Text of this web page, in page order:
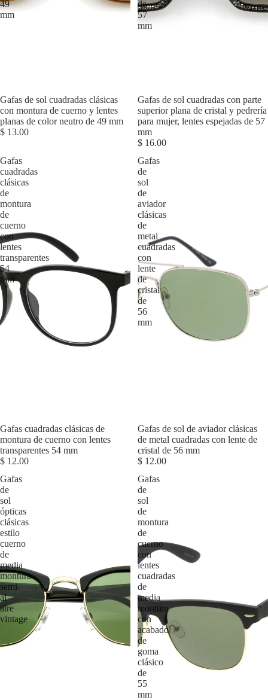
Más
49
mm
Agotado
Gafas de sol cuadradas clásicas
con montura de cuerno y lentes
planas de color neutro de 49 mm
$ 13.00
de
57
mm
Gafas de sol cuadradas con parte
superior plana de cristal y pedrería
para mujer, lentes espejadas de 57
mm
$ 16.00
Gafas
cuadradas
clásicas
de
montura
de
cuerno
con
lentes
transparentes
54
mm
Gafas cuadradas clásicas de
montura de cuerno con lentes
transparentes 54 mm
$ 12.00
Gafas
de
sol
de
aviador
clásicas
de
metal
cuadradas
con
lente
de
cristal
de
56
mm
Agotado
Gafas de sol de aviador clásicas
de metal cuadradas con lente de
cristal de 56 mm
$ 12.00
Gafas
de
sol
ópticas
clásicas
estilo
cuerno
de
media
montura
semi-
al
aire
vintage
Gafas
de
sol
de
montura
de
cuerno
con
lentes
cuadradas
de
media
montura
con
acabado
de
goma
clásico
de
55
mm